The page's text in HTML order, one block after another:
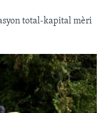
total-kapital mèri